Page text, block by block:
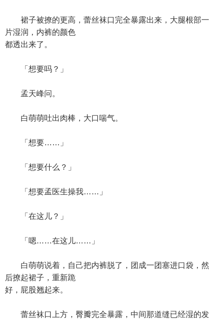
裙子被撩的更高，蕾丝袜口完全暴露出来，大腿根部一
片湿润，内裤的颜色
都透出来了。
「想要吗？」
孟天峰问。
白萌萌吐出肉棒，大口喘气。
「想要……」
「想要什么？」
「想要孟医生操我……」
「在这儿？」
「嗯……在这儿……」
白萌萌说着，自己把内裤脱了，团成一团塞进口袋，然
后撩起裙子，重新跪
好，屁股翘起来。
蕾丝袜口上方，臀瓣完全暴露，中间那道缝已经湿的发